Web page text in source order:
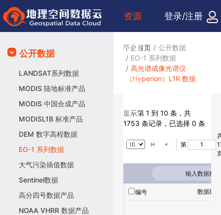
资源
检索
众包
服务
信息
登录/注册
公开数据
LANDSAT系列数据
MODIS 陆地标准产品
MODIS 中国合成产品
MODISL1B 标准产品
DEM 数字高程数据
EO-1 系列数据
大气污染插值数据
Sentinel数据
高分四号数据产品
NOAA VHRR 数据产品
平台首页
公开数据
EO-1 系列数据
高光谱成像光谱仪
（Hyperion）L1R 数据
显示第 1 到 10 条，共
1753 条记录，已选择 0 条
第
编号 数据标识